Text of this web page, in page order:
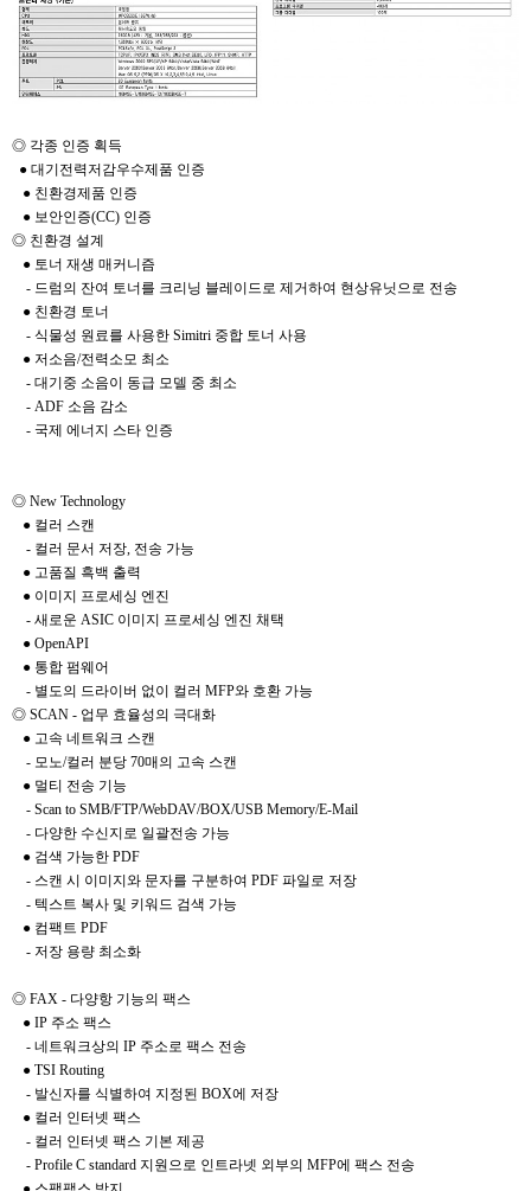
◎ 각종 인증 획득
● 대기전력저감우수제품 인증
● 친환경제품 인증
● 보안인증(CC) 인증
◎ 친환경 설계
● 토너 재생 매커니즘
- 드럼의 잔여 토너를 크리닝 블레이드로 제거하여 현상유닛으로 전송
● 친환경 토너
- 식물성 원료를 사용한 Simitri 중합 토너 사용
● 저소음/전력소모 최소
- 대기중 소음이 동급 모델 중 최소
- ADF 소음 감소
- 국제 에너지 스타 인증
◎ New Technology
● 컬러 스캔
- 컬러 문서 저장, 전송 가능
● 고품질 흑백 출력
● 이미지 프로세싱 엔진
- 새로운 ASIC 이미지 프로세싱 엔진 채택
● OpenAPI
● 통합 펌웨어
- 별도의 드라이버 없이 컬러 MFP와 호환 가능
◎ SCAN - 업무 효율성의 극대화
● 고속 네트워크 스캔
- 모노/컬러 분당 70매의 고속 스캔
● 멀티 전송 기능
- Scan to SMB/FTP/WebDAV/BOX/USB Memory/E-Mail
- 다양한 수신지로 일괄전송 가능
● 검색 가능한 PDF
- 스캔 시 이미지와 문자를 구분하여 PDF 파일로 저장
- 텍스트 복사 및 키워드 검색 가능
● 컴팩트 PDF
- 저장 용량 최소화
◎ FAX - 다양항 기능의 팩스
● IP 주소 팩스
- 네트워크상의 IP 주소로 팩스 전송
● TSI Routing
- 발신자를 식별하여 지정된 BOX에 저장
● 컬러 인터넷 팩스
- 컬러 인터넷 팩스 기본 제공
- Profile C standard 지원으로 인트라넷 외부의 MFP에 팩스 전송